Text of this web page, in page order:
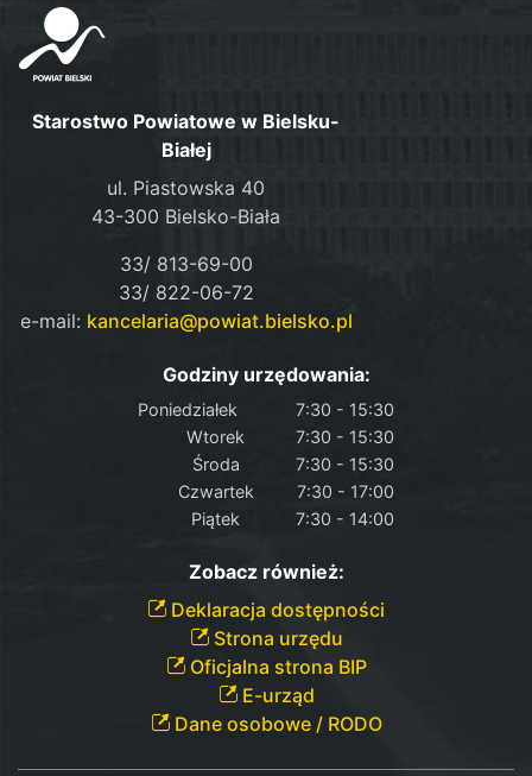
Starostwo Powiatowe w Bielsku-
Białej
ul. Piastowska 40
43-300 Bielsko-Biała
33/ 813-69-00
33/ 822-06-72
e-mail: kancelaria@powiat.bielsko.pl
Godziny urzędowania:
Poniedziałek
7:30 - 15:30
Wtorek
7:30 - 15:30
Środa
7:30 - 15:30
Czwartek
7:30 - 17:00
Piątek
7:30 - 14:00
Zobacz również:
Deklaracja dostępności
Strona urzędu
Oficjalna strona BIP
E-urząd
Dane osobowe / RODO